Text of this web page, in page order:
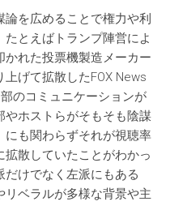
を広めることで権力や利
とえばトランプ陣営によ
かれた投票機製造メーカー
げて拡散したFOX News
のコミュニケーションが
ホストらがそもそも陰謀
も関わらずそれが視聴率
散していたことがわかっ
けでなく左派にもある
ベラルが多様な背景や主